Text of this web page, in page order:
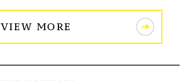
VIEW MORE